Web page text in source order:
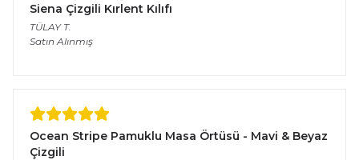
Siena Çizgili Kırlent Kılıfı
TÜLAY T.
Satın Alınmış
Ocean Stripe Pamuklu Masa Örtüsü - Mavi & Beyaz
Çizgili